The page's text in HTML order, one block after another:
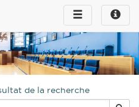
Toggle
infos
Toggle
navigation
de la recherche